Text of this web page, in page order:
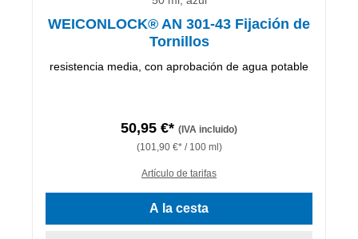
WEICONLOCK® AN 301-43 Fijación de
Tornillos
resistencia media, con aprobación de agua potable
50,95 €* (IVA incluido)
(101,90 €* / 100 ml)
Artículo de tarifas
A la cesta